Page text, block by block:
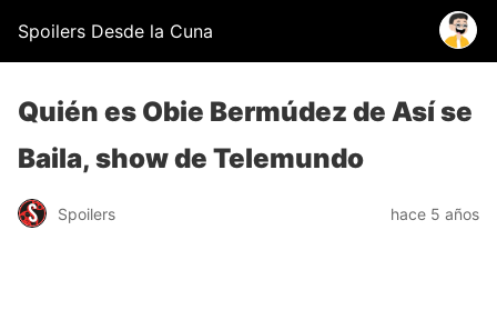
Spoilers Desde la Cuna
Quién es Obie Bermúdez de Así se
Baila, show de Telemundo
Spoilers hace 5 años